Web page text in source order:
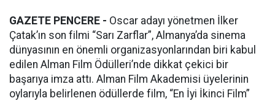
GAZETE PENCERE - Oscar adayı yönetmen İlker
Çatak’ın son filmi “Sarı Zarflar”, Almanya’da sinema
dünyasının en önemli organizasyonlarından biri kabul
edilen Alman Film Ödülleri’nde dikkat çekici bir
başarıya imza attı. Alman Film Akademisi üyelerinin
oylarıyla belirlenen ödüllerde film, “En İyi İkinci Film”